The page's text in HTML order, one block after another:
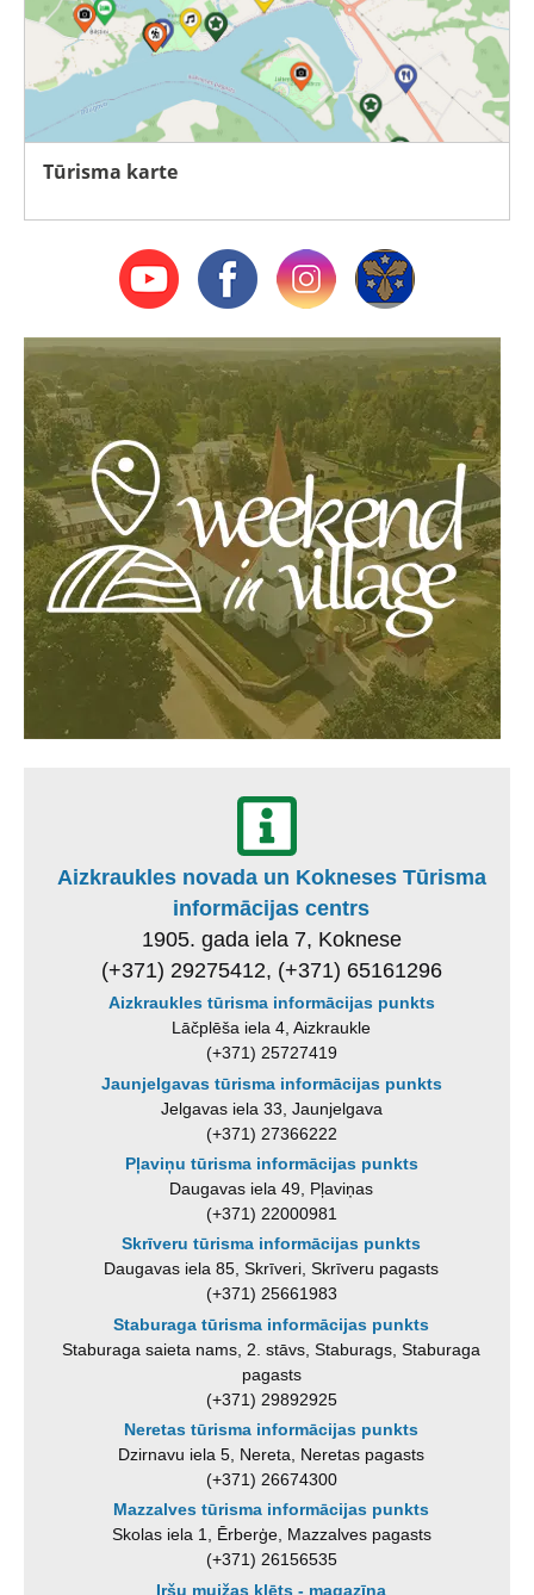
Tūrisma karte
Aizkraukles novada un Kokneses Tūrisma
informācijas centrs
1905. gada iela 7, Koknese
(+371) 29275412, (+371) 65161296
Aizkraukles tūrisma informācijas punkts
Lāčplēša iela 4, Aizkraukle
(+371) 25727419
Jaunjelgavas tūrisma informācijas punkts
Jelgavas iela 33, Jaunjelgava
(+371) 27366222
Pļaviņu tūrisma informācijas punkts
Daugavas iela 49, Pļaviņas
(+371) 22000981
Skrīveru tūrisma informācijas punkts
Daugavas iela 85, Skrīveri, Skrīveru pagasts
(+371) 25661983
Staburaga tūrisma informācijas punkts
Staburaga saieta nams, 2. stāvs, Staburags, Staburaga
pagasts
(+371) 29892925
Neretas tūrisma informācijas punkts
Dzirnavu iela 5, Nereta, Neretas pagasts
(+371) 26674300
Mazzalves tūrisma informācijas punkts
Skolas iela 1, Ērberģe, Mazzalves pagasts
(+371) 26156535
Iršu muižas klēts - magazīna